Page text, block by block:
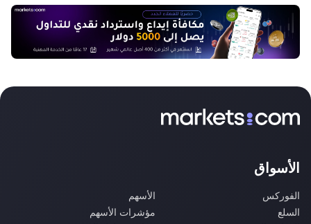
الأسواق
الفوركس
الأسهم
السلع
مؤشرات الأسهم